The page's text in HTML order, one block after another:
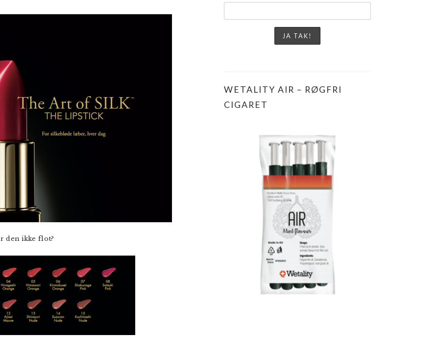
den ikke flot?
WETALITY AIR – RØGFRI
CIGARET